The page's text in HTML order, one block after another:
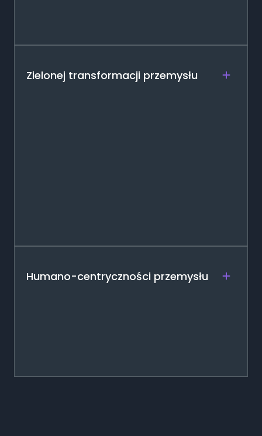
Zielonej transformacji przemysłu +
Humano-centryczności przemysłu +